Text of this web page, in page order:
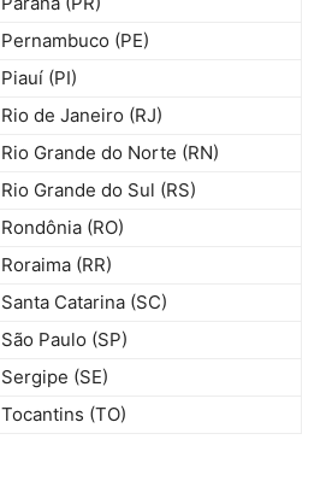
Pernambuco (PE)
Piauí (PI)
Rio de Janeiro (RJ)
Rio Grande do Norte (RN)
Rio Grande do Sul (RS)
Rondônia (RO)
Roraima (RR)
Santa Catarina (SC)
São Paulo (SP)
Sergipe (SE)
Tocantins (TO)